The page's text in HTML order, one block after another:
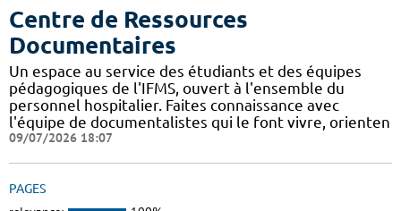
Centre de Ressources
Documentaires
Un espace au service des étudiants et des équipes
pédagogiques de l'IFMS, ouvert à l'ensemble du
personnel hospitalier. Faites connaissance avec
l'équipe de documentalistes qui le font vivre, orienten
09/07/2026 18:07
PAGES